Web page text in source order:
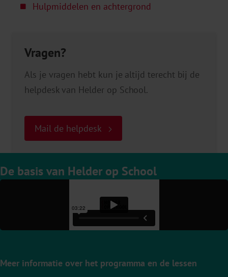
Hulpmiddelen en achtergrond
Vragen?
Als je vragen hebt kun je altijd terecht bij de
helpdesk van Helder op School.
Mail de helpdesk
De basis van Helder op School
Meer informatie over het programma en de lessen